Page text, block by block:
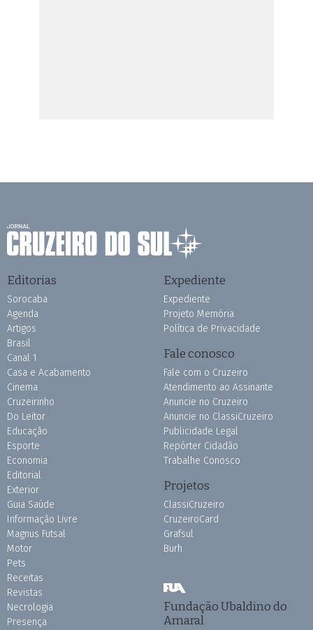
Editorias
Sorocaba
Agenda
Artigos
Brasil
Canal 1
Casa e Acabamento
Cinema
Cruzeirinho
Do Leitor
Educação
Esporte
Economia
Editorial
Exterior
Guia Saúde
Informação Livre
Magnus Futsal
Motor
Pets
Receitas
Revistas
Necrologia
Presença
Expediente
Expediente
Projeto Memória
Política de Privacidade
Fale conosco
Fale com o Cruzeiro
Atendimento ao Assinante
Anuncie no Cruzeiro
Anuncie no ClassiCruzeiro
Publicidade Legal
Repórter Cidadão
Trabalhe Conosco
Projetos
ClassiCruzeiro
CruzeiroCard
Grafsul
Burh
Fundação Ubaldino do
Amaral